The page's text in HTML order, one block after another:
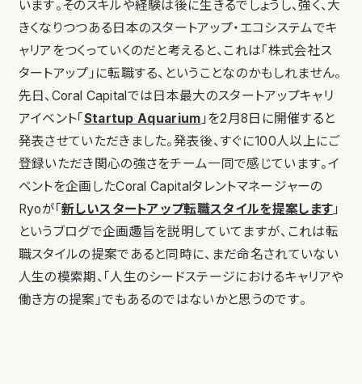
います。そのスキルや経験は後に生きるでしょうし、強く、大
きくなりつつある日本のスタートアップ・エコシステムでキ
ャリアをつくっていくのだと考えると、これは「株式会社ス
タートアップ」に転職する、ということなのかもしれません。
先日、Coral Capitalでは日本最大のスタートアップキャリ
アイベント「Startup Aquarium 」を2月8日に開催すると
発表させていただきました。発表後、すぐに100人以上にご
登録いただき関心の強さをチーム一同で感じています。イ
ベントを企画したCoral Capitalタレントマネージャーの
Ryoが「新しいスタートアップ転職スタイルを提案します 」
というブログで企画趣旨を説明していてますが、これは転
職スタイルの提案であると同時に、まだ命名されていない
人生の模索期、「人生のシードステージにおけるキャリアや
働き方の提案」でもあるのではないかと思うのです。